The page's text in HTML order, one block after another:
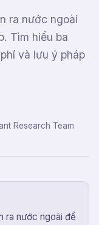
ra nước ngoài
Tìm hiểu ba
và lưu ý pháp
Research Team
ra nước ngoài để